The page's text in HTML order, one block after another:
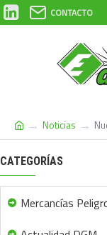
CONTACTO
Noticias
CATEGORÍAS
Mercancías